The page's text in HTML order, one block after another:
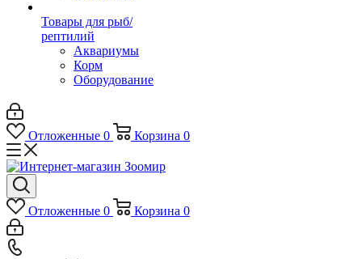
Товары для рыб/
рептилий
Аквариумы
Корм
Оборудование
Отложенные 0 Корзина 0
Отложенные 0 Корзина 0